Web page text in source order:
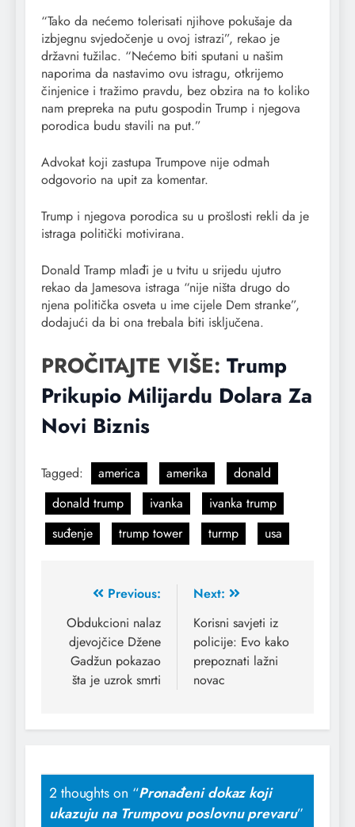
“Tako da nećemo tolerisati njihove pokušaje da
izbjegnu svjedočenje u ovoj istrazi”, rekao je
državni tužilac. “Nećemo biti sputani u našim
naporima da nastavimo ovu istragu, otkrijemo
činjenice i tražimo pravdu, bez obzira na to koliko
nam prepreka na putu gospodin Trump i njegova
porodica budu stavili na put.”
Advokat koji zastupa Trumpove nije odmah
odgovorio na upit za komentar.
Trump i njegova porodica su u prošlosti rekli da je
istraga politički motivirana.
Donald Tramp mlađi je u tvitu u srijedu ujutro
rekao da Jamesova istraga “nije ništa drugo do
njena politička osveta u ime cijele Dem stranke”,
dodajući da bi ona trebala biti isključena.
PROČITAJTE VIŠE: Trump
Prikupio Milijardu Dolara Za
Novi Biznis
Tagged: america amerika
donald
donald trump
ivanka
ivanka trump
suđenje
trump tower turmp usa
Previous:
Obdukcioni nalaz
djevojčice Džene
Gadžun pokazao
šta je uzrok smrti
Next:
Korisni savjeti iz
policije: Evo kako
prepoznati lažni
novac
2 thoughts on “Pronađeni dokaz koji
ukazuju na Trumpovu poslovnu prevaru”